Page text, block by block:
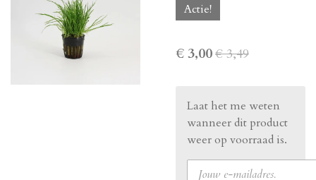
Actie!
€ 3,00€ 3,49
Laat het me weten
wanneer dit product
weer op voorraad is.